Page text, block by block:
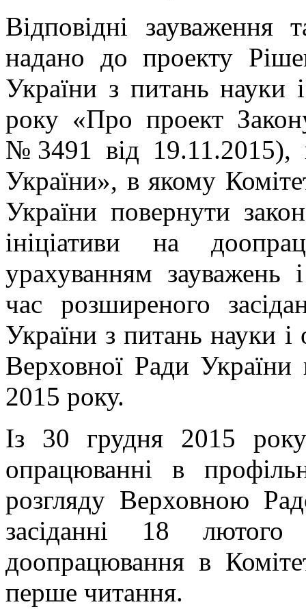
Відповідні
надано до проекту
України з питань науки
року «Про проект
№3491 від 19.11.2015),
України», в якому
України повернути
ініціативи на
урахуванням зауважень
час розширеного
України з питань науки і
Верховної Ради України
2015 року.
Із 30 грудня 2015
опрацюванні в
розгляду Верховною
засіданні 18
доопрацювання в
перше читання.